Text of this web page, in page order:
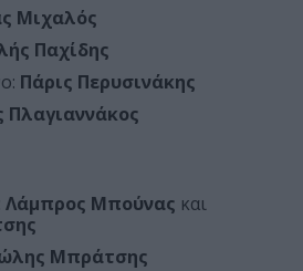
Μιχαλός
Παχίδης
Πάρις Περυσινάκης
Πλαγιαννάκος
Λάμπρος Μπούνας και
Μπράτσης